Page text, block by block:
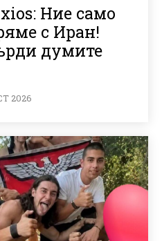
Ние само
с Иран!
думите
2026